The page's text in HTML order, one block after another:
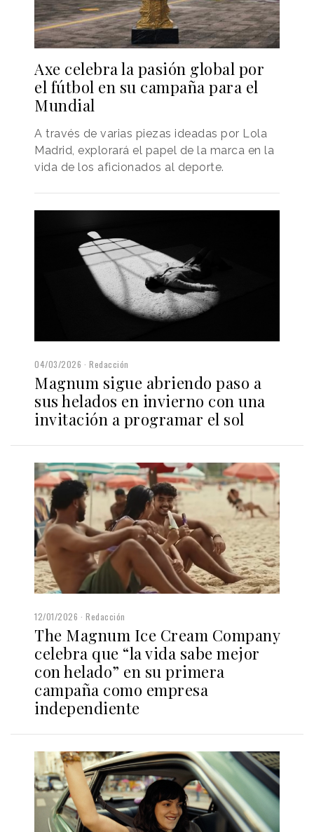
Axe celebra la pasión global por
el fútbol en su campaña para el
Mundial
A través de varias piezas ideadas por Lola
Madrid, explorará el papel de la marca en la
vida de los aficionados al deporte.
04/03/2026 Redacción
Magnum sigue abriendo paso a
sus helados en invierno con una
invitación a programar el sol
12/01/2026 Redacción
The Magnum Ice Cream Company
celebra que “la vida sabe mejor
con helado” en su primera
campaña como empresa
independiente